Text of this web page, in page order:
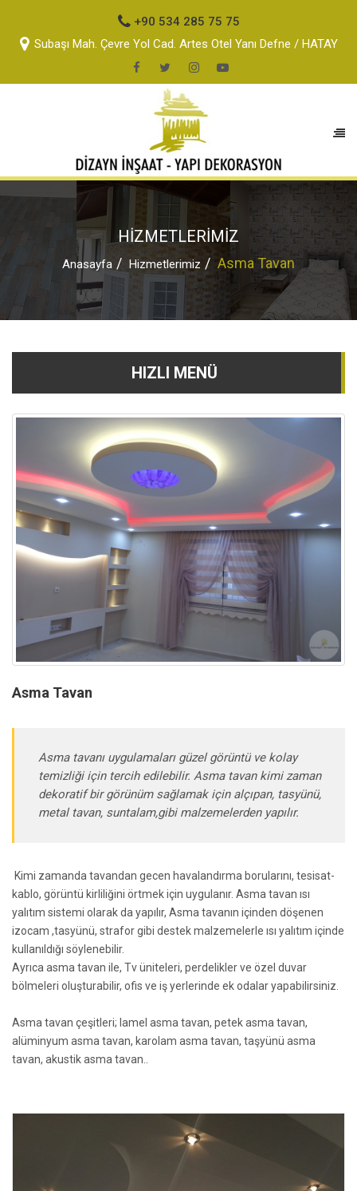
+90 534 285 75 75
Subaşı Mah. Çevre Yol Cad. Artes Otel Yanı Defne / HATAY
HİZMETLERİMİZ
Anasayfa Hizmetlerimiz Asma Tavan
HIZLI MENÜ
Asma Tavan
Asma tavanı uygulamaları güzel görüntü ve kolay
temizliği için tercih edilebilir. Asma tavan kimi zaman
dekoratif bir görünüm sağlamak için alçıpan, tasyünü,
metal tavan, suntalam,gibi malzemelerden yapılır.
Kimi zamanda tavandan gecen havalandırma borularını, tesisat-
kablo, görüntü kirliliğini örtmek için uygulanır. Asma tavan ısı
yalıtım sistemi olarak da yapılır, Asma tavanın içinden döşenen
izocam ,tasyünü, strafor gibi destek malzemelerle ısı yalıtım içinde
kullanıldığı söylenebilir.
Ayrıca asma tavan ile, Tv üniteleri, perdelikler ve özel duvar
bölmeleri oluşturabilir, ofis ve iş yerlerinde ek odalar yapabilirsiniz.
Asma tavan çeşitleri; lamel asma tavan, petek asma tavan,
alüminyum asma tavan, karolam asma tavan, taşyünü asma
tavan, akustik asma tavan..
Diğer Hizmetlerimiz